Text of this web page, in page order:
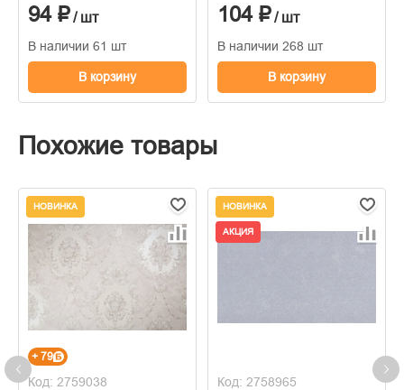
94 ₽/ шт
В наличии 61 шт
В корзину
104 ₽/ шт
В наличии 268 шт
В корзину
Похожие товары
НОВИНКА
+ 79
Код: 2759038
НОВИНКА
АКЦИЯ
Код: 2758965